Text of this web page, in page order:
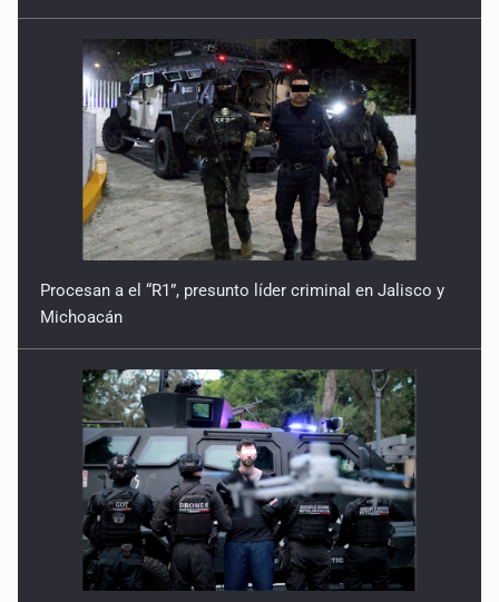
Procesan a el “R1”, presunto líder criminal en Jalisco y
Michoacán
Cae en Zapopan prófugo estadounidense buscado por